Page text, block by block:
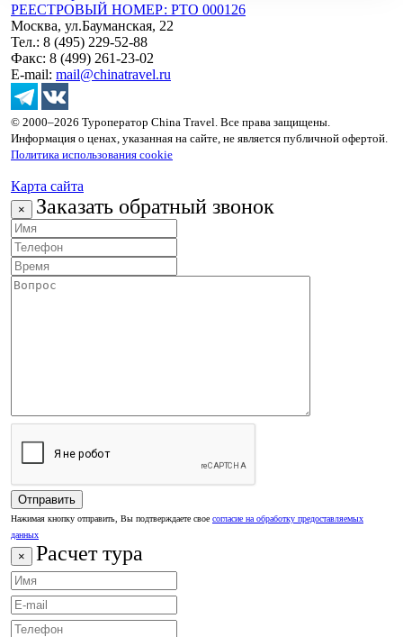
РЕЕСТРОВЫЙ НОМЕР: РТО 000126
Москва, ул.Бауманская, 22
Тел.: 8 (495) 229-52-88
Факс: 8 (499) 261-23-02
E-mail: mail@chinatravel.ru
© 2000–2026 Туроператор China Travel. Все права защищены.
Информация о ценах, указанная на сайте, не является публичной офертой.
Политика использования cookie
Карта сайта
× Заказать обратный звонок
Нажимая кнопку отправить, Вы подтверждаете свое согласие на обработку предоставляемых
данных
× Расчет тура